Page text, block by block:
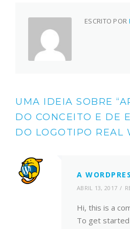
ESCRITO POR
UMA IDEIA SOBRE “
DO CONCEITO E DE
DO LOGOTIPO REAL
A
ABRIL 13, 2017
Hi, this is a
To get